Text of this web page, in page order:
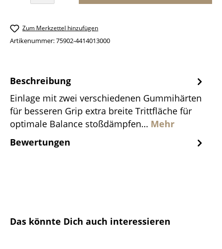
Zum Merkzettel hinzufügen
Artikenummer:75902-4414013000
Beschreibung
Einlage mit zwei verschiedenen Gummihärten
für besseren Grip extra breite Trittfläche für
optimale Balance stoßdämpfen… Mehr
Bewertungen
Produktgalerie überspringen
Das könnte Dich auch interessieren